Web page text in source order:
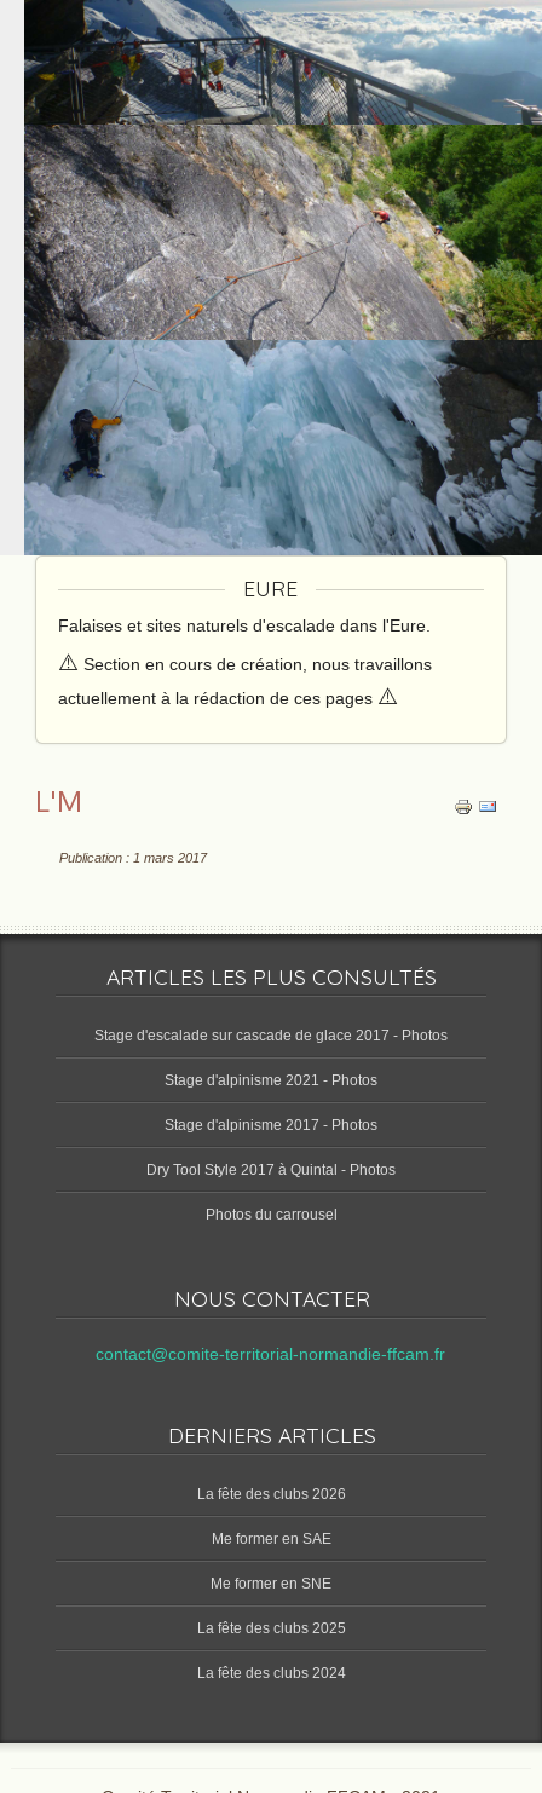
EURE
Falaises et sites naturels d'escalade dans l'Eure.
⚠️ Section en cours de création, nous travaillons
actuellement à la rédaction de ces pages ⚠️
L'M
Publication : 1 mars 2017
ARTICLES LES PLUS CONSULTÉS
Stage d'escalade sur cascade de glace 2017 - Photos
Stage d'alpinisme 2021 - Photos
Stage d'alpinisme 2017 - Photos
Dry Tool Style 2017 à Quintal - Photos
Photos du carrousel
NOUS CONTACTER
contact@comite-territorial-normandie-ffcam.fr
DERNIERS ARTICLES
‌La fête des clubs 2026
Me former en SAE
Me former en SNE
‌La fête des clubs 2025
‌La fête des clubs 2024